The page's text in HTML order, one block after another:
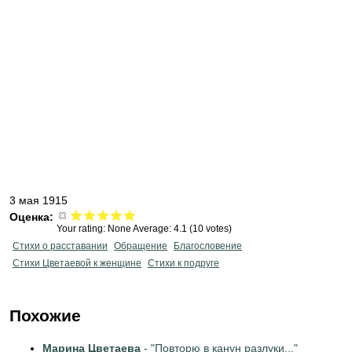
3 мая 1915
Оценка:
Your rating: None Average: 4.1 (10 votes)
Стихи о расставании
Обращение
Благословение
Стихи Цветаевой к женщине
Стихи к подруге
Похожие
Марина Цветаева - "Повторю в канун разлуки..."